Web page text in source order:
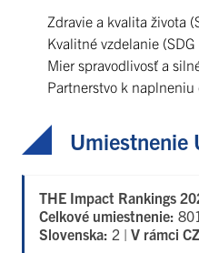
Zdravie a kvalita života
Kvalitné vzdelanie (SDG
Mier spravodlivosť a
Partnerstvo k naplneniu
Umiestnenie
THE Impact Rankings
Celkové umiestnenie:
Slovenska: 2 | V rámci